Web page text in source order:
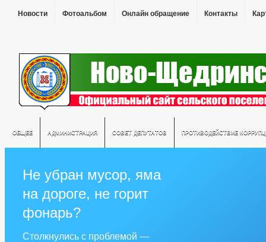
Новости Фотоальбом Онлайн обращение Контакты
ОБЩЕЕ АДМИНИСТРАЦИЯ СОВЕТ ДЕПУТАТОВ ПРОТИВОДЕЙСТВИЕ
Не убран мусор, яма
на дороге, не горит
фонарь?
Столкнулись с проблемой —